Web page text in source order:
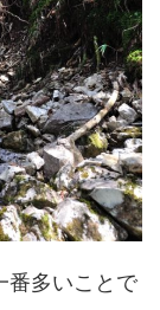
番多いことで